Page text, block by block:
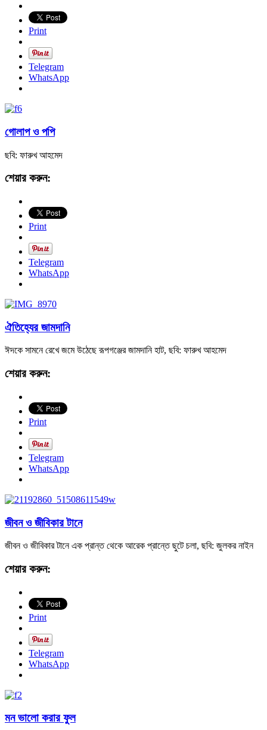
Print
Telegram
WhatsApp
গোলাপ ও পপি
ছবি: ফারুখ আহমেদ
শেয়ার করুন:
Print
Telegram
WhatsApp
ঐতিহ্যের জামদানি
ঈদকে সামনে রেখে জমে উঠেছে রূপগঞ্জের জামদানি হাট, ছবি: ফারুখ আহমেদ
শেয়ার করুন:
Print
Telegram
WhatsApp
জীবন ও জীবিকার টানে
জীবন ও জীবিকার টানে এক প্রান্ত থেকে আরেক প্রান্তে ছুটে চলা, ছবি: জুলকর নাইন
শেয়ার করুন:
Print
Telegram
WhatsApp
মন ভালো করার ফুল